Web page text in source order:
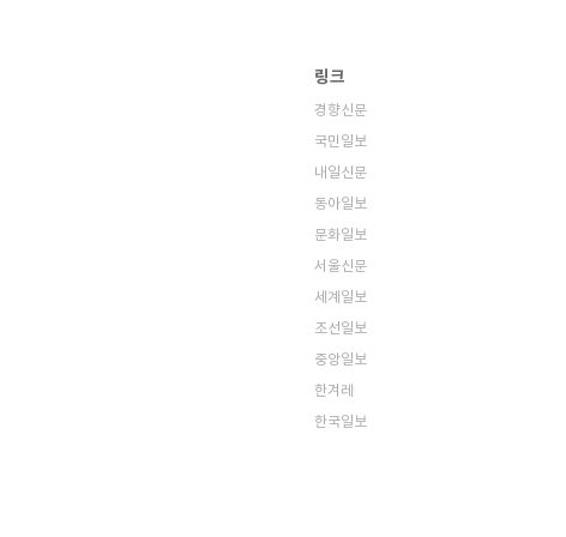
링크
경향신문
국민일보
내일신문
동아일보
문화일보
서울신문
세계일보
조선일보
중앙일보
한겨레
한국일보